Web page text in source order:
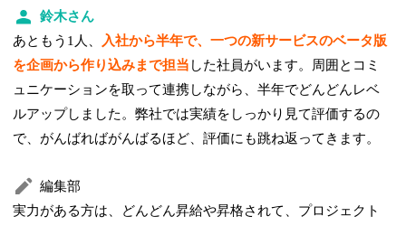
鈴木さん
あともう1人、
入社から半年で、一つの新サービスのベータ版
を企画から作り込みまで担当 した社員がいます。周囲とコミ
ュニケーションを取って連携しながら、半年でどんどんレベ
ルアップしました。弊社では実績をしっかり見て評価するの
で、がんばればがんばるほど、評価にも跳ね返ってきます。
編集部
実力がある方は、どんどん昇給や昇格されて、プロジェクト